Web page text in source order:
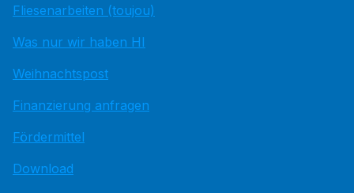
Fliesenarbeiten (toujou)
Was nur wir haben HI
Weihnachtspost
Finanzierung anfragen
Fördermittel
Download